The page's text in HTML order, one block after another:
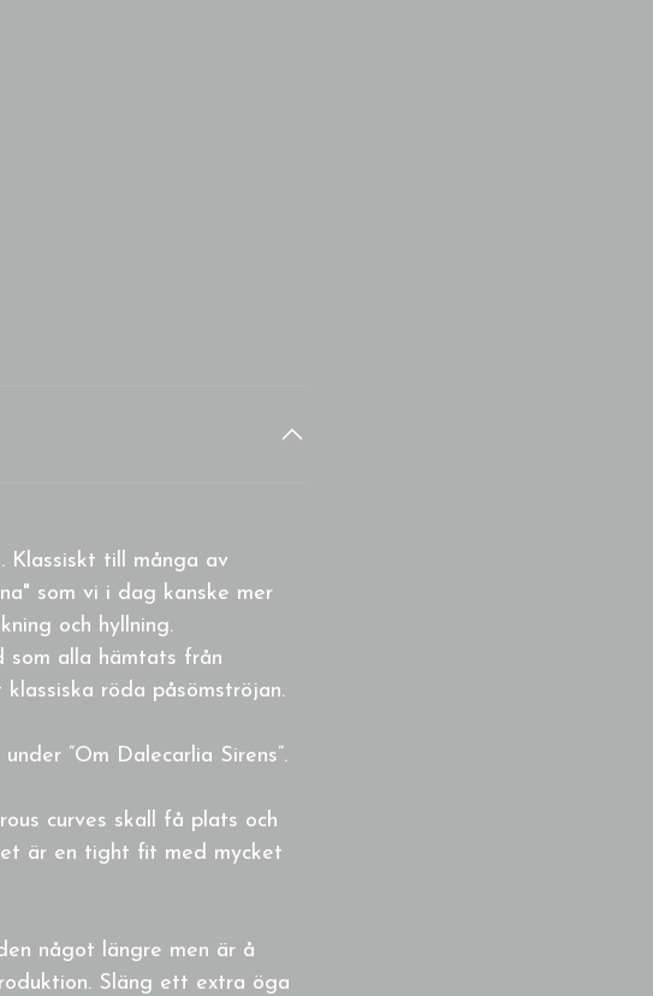
Klassiskt till många av
som vi i dag kanske mer
och hyllning.
alla hämtats från
röda påsömströjan.
”Om Dalecarlia Sirens”.
curves skall få plats och
är en tight fit med mycket
något längre men är å
Släng ett extra öga